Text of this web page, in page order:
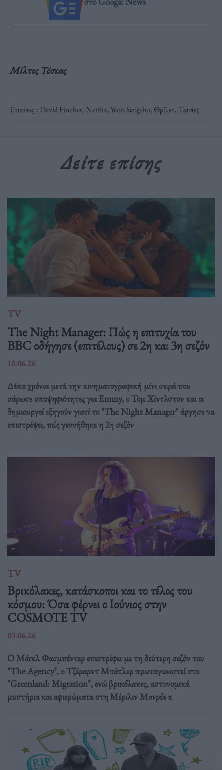
Μίλτος Τόσκας
Ετικέτες : David Fincher, Netflix,Yeon Sang-ho, Θρίλερ, Ταινίες.
Δείτε επίσης
TV
The Night Manager: Πώς η επιτυχία του
BBC οδήγησε (επιτέλους) σε 2η και 3η σεζόν
10.06.26
Δέκα χρόνια μετά την κινηματογραφική μίνι σειρά που
σάρωσε υποψηφιότητες για Emmy, ο Τομ Χίντλστον και οι
δημιουργοί εξηγούν γιατί το "The Night Manager" άργησε να
επιστρέψει, πώς γεννήθηκε η 2η σεζόν
TV
Βρικόλακες, κατάσκοποι και το τέλος του
κόσμου: Όσα φέρνει ο Ιούνιος στην
COSMOTE TV
03.06.26
Ο Μάικλ Φασμπέντερ επιστρέφει με τη δεύτερη σεζόν του
"The Agency", ο Τζέραρντ Μπάτλερ πρωταγωνιστεί στο
"Greenland: Migration", ενώ βρικόλακες, αστυνομικά
μυστήρια και αφιερώματα στη Μέριλιν Μονρόε κ